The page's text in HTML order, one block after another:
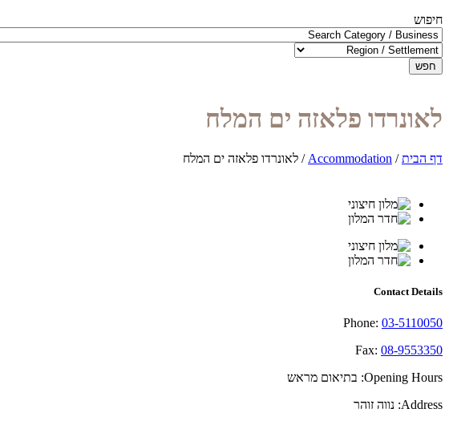
חיפוש
חפש
לאונרדו פלאזה ים המלח
דף הבית/
Accommodation
/ לאונרדו פלאזה ים המלח
Contact Details
Phone: 03-5110050
Fax: 08-9553350
Opening Hours: בתיאום מראש
Address: נווה זוהר